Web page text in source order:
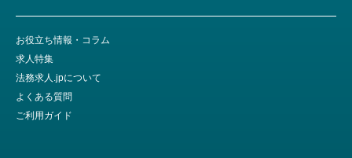
お役立ち情報・コラム
求人特集
法務求人.jpについて
よくある質問
ご利用ガイド